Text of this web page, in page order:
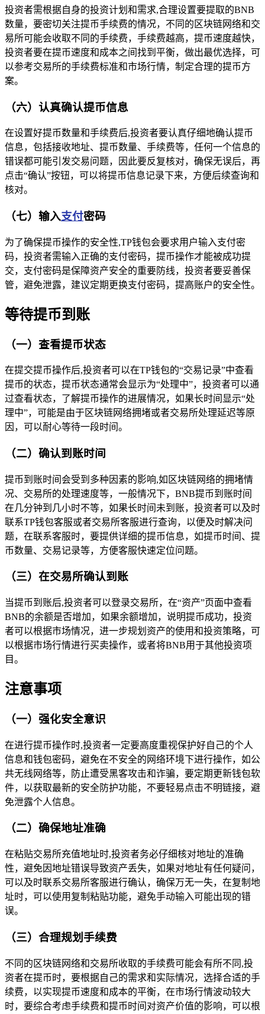
投资者需根据自身的投资计划和需求,合理设置要提取的BNB
数量，要密切关注提币手续费的情况，不同的区块链网络和交
易所可能会收取不同的手续费，手续费越高，提币速度越快，
投资者要在提币速度和成本之间找到平衡，做出最优选择，可
以参考交易所的手续费标准和市场行情，制定合理的提币方
案。
（六）认真确认提币信息
在设置好提币数量和手续费后,投资者要认真仔细地确认提币
信息，包括接收地址、提币数量、手续费等，任何一个信息的
错误都可能引发交易问题，因此要反复核对，确保无误后，再
点击“确认”按钮，可以将提币信息记录下来，方便后续查询和
核对。
（七）输入支付密码
为了确保提币操作的安全性,TP钱包会要求用户输入支付密
码，投资者需输入正确的支付密码，提币操作才能被成功提
交，支付密码是保障资产安全的重要防线，投资者要妥善保
管，避免泄露，建议定期更换支付密码，提高账户的安全性。
等待提币到账
（一）查看提币状态
在提交提币操作后,投资者可以在TP钱包的“交易记录”中查看
提币的状态，提币状态通常会显示为“处理中”，投资者可以通
过查看状态，了解提币操作的进展情况，如果长时间显示“处
理中”，可能是由于区块链网络拥堵或者交易所处理延迟等原
因，可以耐心等待一段时间。
（二）确认到账时间
提币到账时间会受到多种因素的影响,如区块链网络的拥堵情
况、交易所的处理速度等，一般情况下，BNB提币到账时间
在几分钟到几小时不等，如果长时间未到账，投资者可以及时
联系TP钱包客服或者交易所客服进行查询，以便及时解决问
题，在联系客服时，要提供详细的提币信息，如提币时间、提
币数量、交易记录等，方便客服快速定位问题。
（三）在交易所确认到账
当提币到账后,投资者可以登录交易所，在“资产”页面中查看
BNB的余额是否增加，如果余额增加，说明提币成功，投资
者可以根据市场情况，进一步规划资产的使用和投资策略，可
以根据市场行情进行买卖操作，或者将BNB用于其他投资项
目。
注意事项
（一）强化安全意识
在进行提币操作时,投资者一定要高度重视保护好自己的个人
信息和钱包密码，避免在不安全的网络环境下进行操作，如公
共无线网络等，防止遭受黑客攻击和诈骗，要定期更新钱包软
件，以获取最新的安全防护功能，不要轻易点击不明链接，避
免泄露个人信息。
（二）确保地址准确
在粘贴交易所充值地址时,投资者务必仔细核对地址的准确
性，避免因地址错误导致资产丢失，如果对地址有任何疑问，
可以及时联系交易所客服进行确认，确保万无一失，在复制地
址时，可以使用复制粘贴功能，避免手动输入可能出现的错
误。
（三）合理规划手续费
不同的区块链网络和交易所收取的手续费可能会有所不同,投
资者在提币时，要根据自己的需求和实际情况，选择合适的手
续费，以实现提币速度和成本的平衡，在市场行情波动较大
时，要综合考虑手续费和提币时间对资产价值的影响，可以根